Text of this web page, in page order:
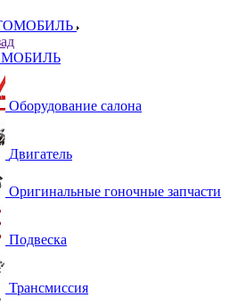
Оборудование салона
Двигатель
Оригинальные гоночные запчасти
Подвеска
Трансмиссия